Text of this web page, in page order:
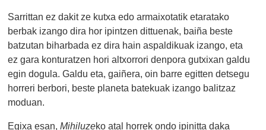
Sarrittan ez dakit ze kutxa edo armaixotatik etaratako
berbak izango dira hor ipintzen dittuenak, baiña beste
batzutan biharbada ez dira hain aspaldikuak izango, eta
ez gara konturatzen hori altxorrori denpora gutxixan galdu
egin dogula. Galdu eta, gaiñera, oin barre egitten detsegu
horreri berbori, beste planeta batekuak izango balitzaz
moduan.
Egixa esan,Mihiluzeko atal horrek ondo ipinitta daka